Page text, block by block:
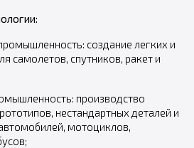
создание легких и
самолетов, спутников, ракет и
производство
нестандартных деталей и
мотоциклов,